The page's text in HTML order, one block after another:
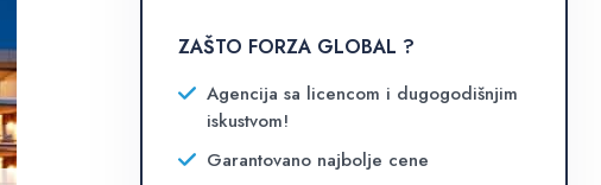
ZAŠTO FORZA GLOBAL ?
Agencija sa licencom i dugogodišnjim
iskustvom!
Garantovano najbolje cene